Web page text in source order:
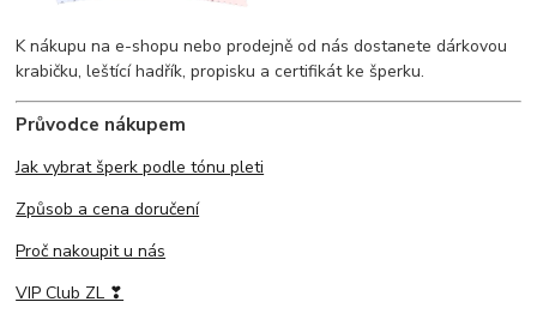
K nákupu na e-shopu nebo prodejně od nás dostanete dárkovou
krabičku, leštící hadřík, propisku a certifikát ke šperku.
Průvodce nákupem
Jak vybrat šperk podle tónu pleti
Způsob a cena doručení
Proč nakoupit u nás
VIP Club ZL ❣